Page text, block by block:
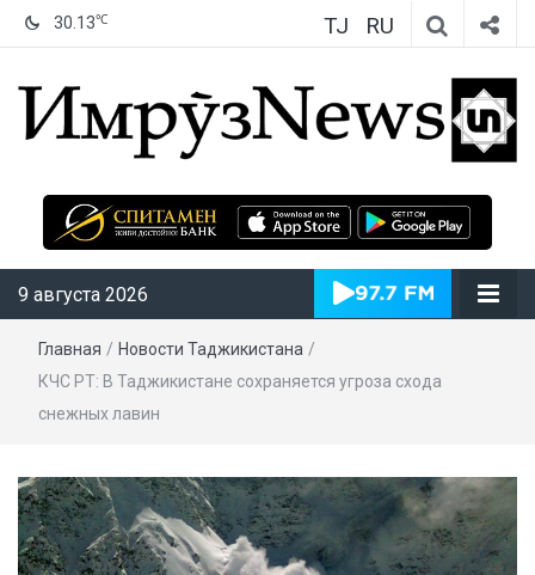
30.13℃ TJ RU
ИмрӯзNews
9 августа 2026
Главная / Новости Таджикистана /
КЧС РТ: В Таджикистане сохраняется угроза схода
снежных лавин